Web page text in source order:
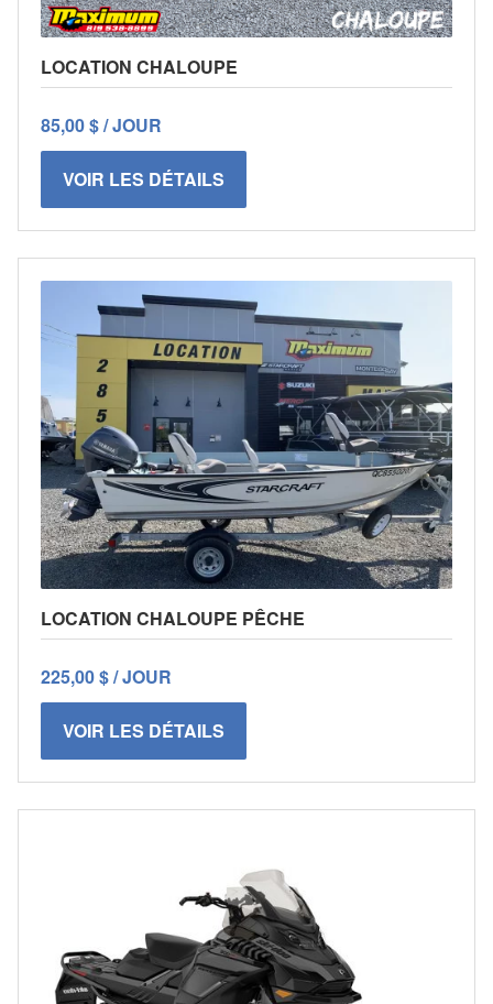
LOCATION CHALOUPE
85,00 $ / JOUR
VOIR LES DÉTAILS
LOCATION CHALOUPE PÊCHE
225,00 $ / JOUR
VOIR LES DÉTAILS